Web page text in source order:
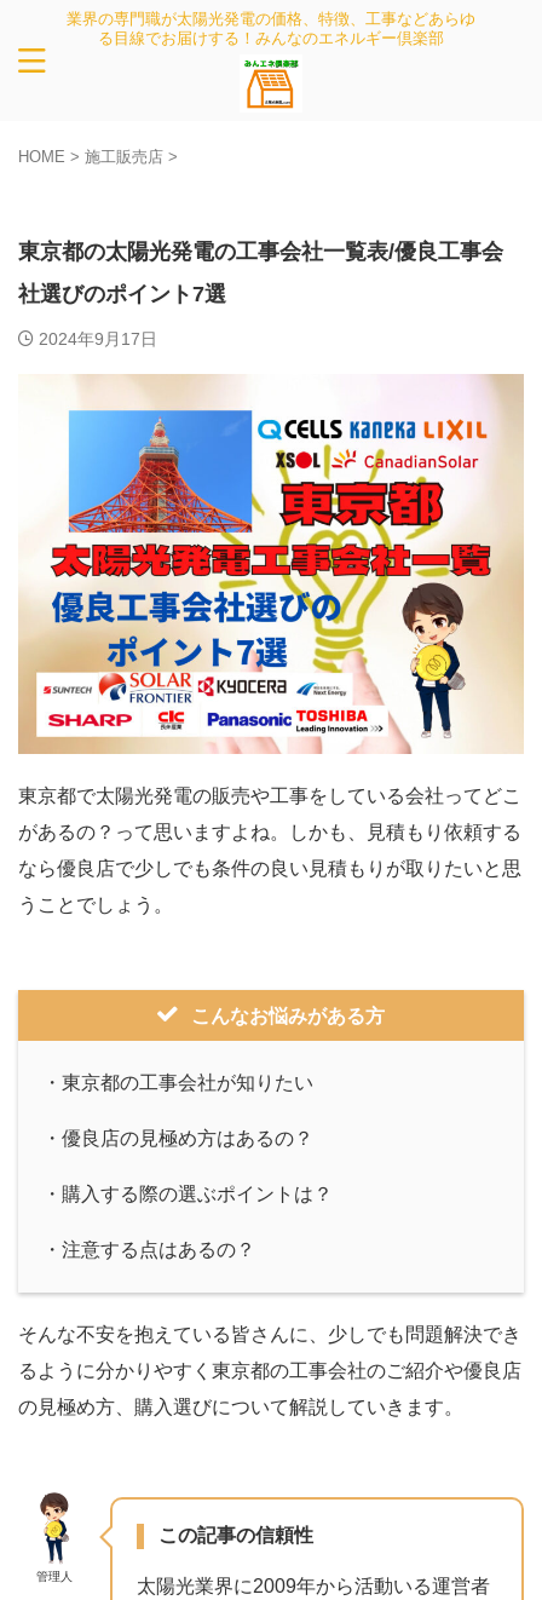
業界の専門職が太陽光発電の価格、特徴、工事などあらゆ
る目線でお届けする！みんなのエネルギー倶楽部
HOME > 施工販売店 >
東京都の太陽光発電の工事会社一覧表/優良工事会
社選びのポイント7選
2024年9月17日
東京都で太陽光発電の販売や工事をしている会社ってどこ
があるの？って思いますよね。しかも、見積もり依頼する
なら優良店で少しでも条件の良い見積もりが取りたいと思
うことでしょう。
こんなお悩みがある方
・東京都の工事会社が知りたい
・優良店の見極め方はあるの？
・購入する際の選ぶポイントは？
・注意する点はあるの？
そんな不安を抱えている皆さんに、少しでも問題解決でき
るように分かりやすく東京都の工事会社のご紹介や優良店
の見極め方、購入選びについて解説していきます。
管理人
この記事の信頼性
太陽光業界に2009年から活動いる運営者